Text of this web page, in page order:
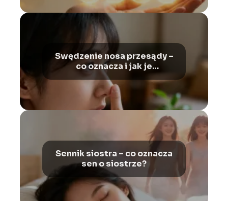
Swędzenie nosa przesądy –
co oznacza i jak je
interpretować?
Sennik siostra – co oznacza
sen o siostrze?